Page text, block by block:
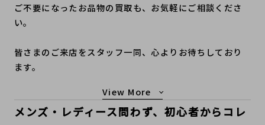
ご不要になったお品物の買取も、お気軽にご相談くださ
い。
皆さまのご来店をスタッフ一同、心よりお待ちしており
ます。
もっと見る
メンズ・レディース問わず、初心者からコレ